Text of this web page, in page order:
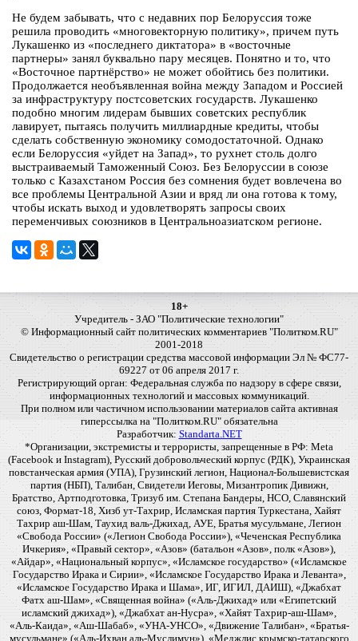
Не будем забывать, что с недавних пор Белоруссия тоже
решила проводить «многовекторную политику», причем путь
Лукашенко из «последнего диктатора» в «восточные
партнеры» занял буквально пару месяцев. Понятно и то, что
«Восточное партнёрство» не может обойтись без политики.
Продолжается необъявленная война между Западом и Россией
за инфраструктуру постсоветских государств. Лукашенко
подобно многим лидерам бывших советских республик
лавирует, пытаясь получить миллиардные кредиты, чтобы
сделать собственную экономику сомодостаточной. Однако
если Белоруссия «уйдет на Запад», то рухнет столь долго
выстраиваемый Таможенный Союз. Без Белоруссии в союзе
только с Казахстаном Россия без сомнения будет вовлечена во
все проблемы Центральной Азии и вряд ли она готова к тому,
чтобы искать выход и удовлетворять запросы своих
переменчивых союзников в Центральноазиатском регионе.
18+
Учредитель - ЗАО "Политические технологии"
© Информационный сайт политических комментариев "Политком.RU"
2001-2018
Свидетельство о регистрации средства массовой информации Эл № ФС77-
69227 от 06 апреля 2017 г.
Регистрирующий орган: Федеральная служба по надзору в сфере связи,
информационных технологий и массовых коммуникаций.
При полном или частичном использовании материалов сайта активная
гиперссылка на "Политком.RU" обязательна
Разработчик: Standarta.NET
*Организации, экстремисты и террористы, запрещенные в РФ: Meta
(Facebook и Instagram), Русский добровольческий корпус (РДК), Украинская
повстанческая армия (УПА), Грузинский легион, Национал-Большевистская
партия (НБП), Талибан, Свидетели Иеговы, Мизантропик Дивижн,
Братство, Артподготовка, Тризуб им. Степана Бандеры, НСО, Славянский
союз, Формат-18, Хизб ут-Тахрир, Исламская партия Туркестана, Хайят
Тахрир аш-Шам, Таухид валь-Джихад, АУЕ, Братья мусульмане, Легион
«Свобода России» («Легион Свобода России»), «Чеченская Республика
Ичкерия», «Правый сектор», «Азов» (батальон «Азов», полк «Азов»),
«Айдар», «Национальный корпус», «Исламское государство» («Исламское
Государство Ирака и Сирии», «Исламское Государство Ирака и Леванта»,
«Исламское Государство Ирака и Шама», ИГ, ИГИЛ, ДАИШ), «Джабхат
Фатх аш-Шам», «Священная война» («Аль-Джихад» или «Египетский
исламский джихад»), «Джабхат ан-Нусра», «Хайят Тахрир-аш-Шам»,
«Аль-Каида», «Аш-Шабаб», «УНА-УНСО», «Движение Талибан», «Братья-
мусульмане» («Аль-Ихван аль-Муслимун»), «Меджлис крымско-татарского